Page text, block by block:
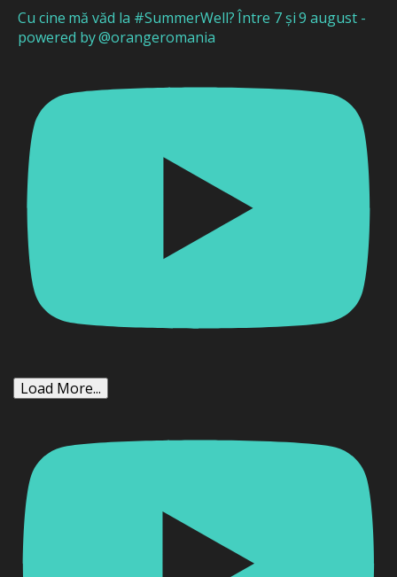
Cu cine mă văd la #SummerWell? Între 7 și 9 august -
powered by @orangeromania
Load More...